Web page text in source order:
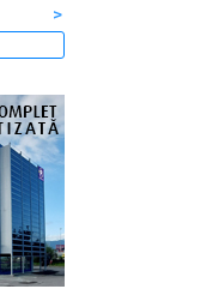
>